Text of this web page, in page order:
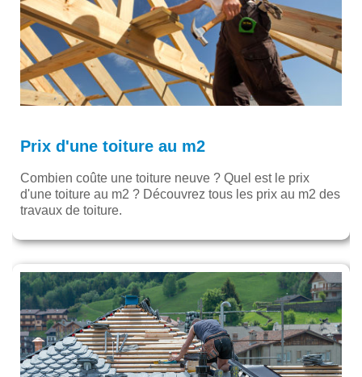
Prix d'une toiture au m2
Combien coûte une toiture neuve ? Quel est le prix
d'une toiture au m2 ? Découvrez tous les prix au m2 des
travaux de toiture.